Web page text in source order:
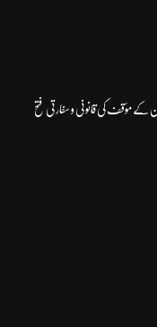
کے مؤقف کی قانونی و سفارتی فتح